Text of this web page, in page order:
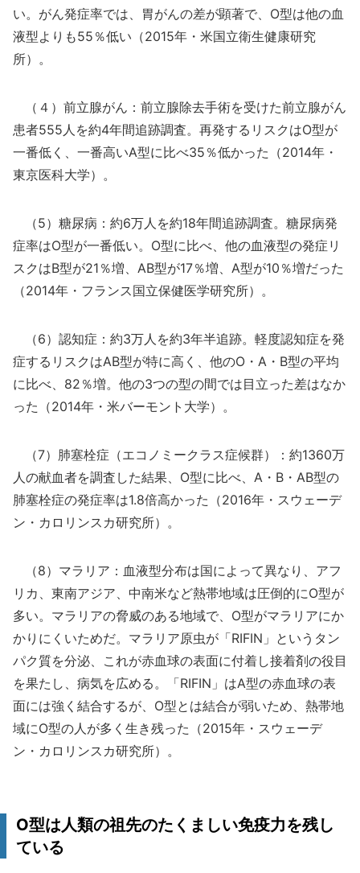
い。がん発症率では、胃がんの差が顕著で、O型は他の血
液型よりも55％低い（2015年・米国立衛生健康研究
所）。
（４）前立腺がん：前立腺除去手術を受けた前立腺がん
患者555人を約4年間追跡調査。再発するリスクはO型が
一番低く、一番高いA型に比べ35％低かった（2014年・
東京医科大学）。
（5）糖尿病：約6万人を約18年間追跡調査。糖尿病発
症率はO型が一番低い。O型に比べ、他の血液型の発症リ
スクはB型が21％増、AB型が17％増、A型が10％増だった
（2014年・フランス国立保健医学研究所）。
（6）認知症：約3万人を約3年半追跡。軽度認知症を発
症するリスクはAB型が特に高く、他のO・A・B型の平均
に比べ、82％増。他の3つの型の間では目立った差はなか
った（2014年・米バーモント大学）。
（7）肺塞栓症（エコノミークラス症候群）：約1360万
人の献血者を調査した結果、O型に比べ、A・B・AB型の
肺塞栓症の発症率は1.8倍高かった（2016年・スウェーデ
ン・カロリンスカ研究所）。
（8）マラリア：血液型分布は国によって異なり、アフ
リカ、東南アジア、中南米など熱帯地域は圧倒的にO型が
多い。マラリアの脅威のある地域で、O型がマラリアにか
かりにくいためだ。マラリア原虫が「RIFIN」というタン
パク質を分泌、これが赤血球の表面に付着し接着剤の役目
を果たし、病気を広める。「RIFIN」はA型の赤血球の表
面には強く結合するが、O型とは結合が弱いため、熱帯地
域にO型の人が多く生き残った（2015年・スウェーデ
ン・カロリンスカ研究所）。
O型は人類の祖先のたくましい免疫力を残し
ている